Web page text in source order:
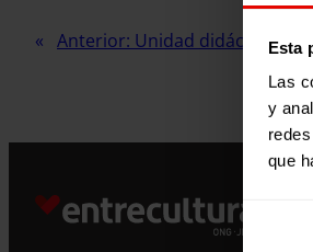
Esta
Las
y
que
Selección
de
Anterior: Unidad didáctica 3